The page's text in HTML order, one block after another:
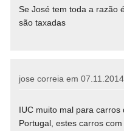
Se José tem toda a razão
são taxadas
jose correia em
IUC muito mal para
Portugal, estes carros